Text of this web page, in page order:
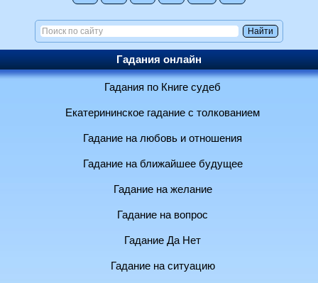
Гадания онлайн
Гадания по Книге судеб
Екатерининское гадание с толкованием
Гадание на любовь и отношения
Гадание на ближайшее будущее
Гадание на желание
Гадание на вопрос
Гадание Да Нет
Гадание на ситуацию